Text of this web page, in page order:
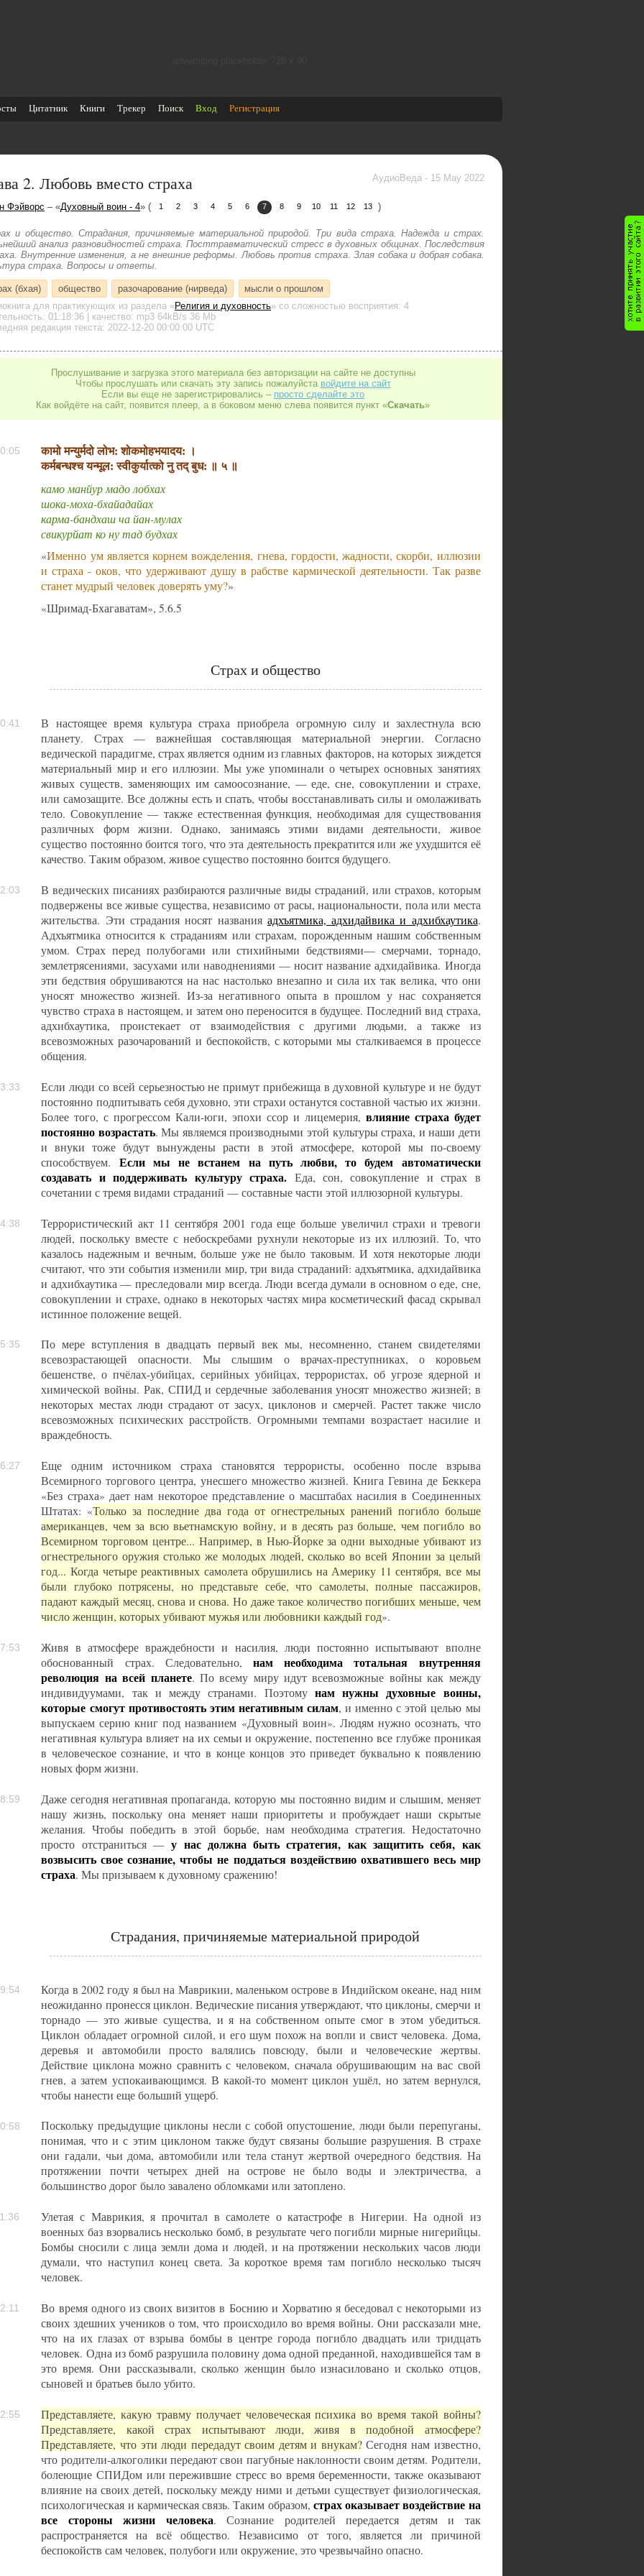
Цитатник Книги Трекер Поиск Вход Регистрация
2. Любовь вместо страха АудиоВеда - 15 May 2022
Фэйворс – «Духовный воин - 4» ( 1 2 3 4 5 6 7 8 9 10 11 12 13 )
и общество. Страдания, причиняемые материальной природой. Три вида страха. Надежда и страх.
анализ разновидностей страха. Посттравматический стресс в духовных общинах. Последствия
Внутренние изменения, а не внешние реформы. Любовь против страха. Злая собака и добрая собака.
страха. Вопросы и ответы.
(бхая) общество разочарование (нирведа)
мысли о прошлом
для практикующих из раздела «Религия и духовность» со сложностью восприятия: 4
01:18:36 | качество: mp3 64kB/s 36 Mb
редакция текста: 2022-12-20 00:00:00 UTC
Прослушивание и загрузка этого материала без авторизации на сайте не доступны
Чтобы прослушать или скачать эту запись пожалуйста войдите на сайт
Если вы еще не зарегистрировались – просто сделайте это
Как войдёте на сайт, появится плеер, а в боковом меню слева появится пункт «Скачать»
कामो मन्युर्मदो लोभ: शोकमोहभयादय: ।
कर्मबन्धश्च यन्मूल: स्वीकुर्यात्को नु तद् बुध: ॥ ५ ॥
камо манйур мадо лобхах
шока-моха-бхайадайах
карма-бандхаш ча йан-мулах
свикурйат ко ну тад будхах
«Именно ум является корнем вожделения, гнева, гордости, жадности, скорби, иллюзии
и страха - оков, что удерживают душу в рабстве кармической деятельности. Так разве
станет мудрый человек доверять уму?»
«Шримад-Бхагаватам», 5.6.5
Страх и общество
В настоящее время культура страха приобрела огромную силу и захлестнула всю
планету. Страх — важнейшая составляющая материальной энергии. Согласно
ведической парадигме, страх является одним из главных факторов, на которых зиждется
материальный мир и его иллюзии. Мы уже упоминали о четырех основных занятиях
живых существ, заменяющих им самоосознание, — еде, сне, совокуплении и страхе,
или самозащите. Все должны есть и спать, чтобы восстанавливать силы и омолаживать
тело. Совокупление — также естественная функция, необходимая для существования
различных форм жизни. Однако, занимаясь этими видами деятельности, живое
существо постоянно боится того, что эта деятельность прекратится или же ухудшится её
качество. Таким образом, живое существо постоянно боится будущего.
В ведических писаниях разбираются различные виды страданий, или страхов, которым
подвержены все живые существа, независимо от расы, национальности, пола или места
жительства. Эти страдания носят названия адхъятмика, адхидайвика и адхибхаутика.
Адхъятмика относится к страданиям или страхам, порожденным нашим собственным
умом. Страх перед полубогами или стихийными бедствиями— смерчами, торнадо,
землетрясениями, засухами или наводнениями — носит название адхидайвика. Иногда
эти бедствия обрушиваются на нас настолько внезапно и сила их так велика, что они
уносят множество жизней. Из-за негативного опыта в прошлом у нас сохраняется
чувство страха в настоящем, и затем оно переносится в будущее. Последний вид страха,
адхибхаутика, проистекает от взаимодействия с другими людьми, а также из
всевозможных разочарований и беспокойств, с которыми мы сталкиваемся в процессе
общения.
Если люди со всей серьезностью не примут прибежища в духовной культуре и не будут
постоянно подпитывать себя духовно, эти страхи останутся составной частью их жизни.
Более того, с прогрессом Кали-юги, эпохи ссор и лицемерия, влияние страха будет
постоянно возрастать. Мы являемся производными этой культуры страха, и наши дети
и внуки тоже будут вынуждены расти в этой атмосфере, которой мы по-своему
способствуем. Если мы не встанем на путь любви, то будем автоматически
создавать и поддерживать культуру страха. Еда, сон, совокупление и страх в
сочетании с тремя видами страданий — составные части этой иллюзорной культуры.
Террористический акт 11 сентября 2001 года еще больше увеличил страхи и тревоги
людей, поскольку вместе с небоскребами рухнули некоторые из их иллюзий. То, что
казалось надежным и вечным, больше уже не было таковым. И хотя некоторые люди
считают, что эти события изменили мир, три вида страданий: адхъятмика, адхидайвика
и адхибхаутика — преследовали мир всегда. Люди всегда думали в основном о еде, сне,
совокуплении и страхе, однако в некоторых частях мира косметический фасад скрывал
истинное положение вещей.
По мере вступления в двадцать первый век мы, несомненно, станем свидетелями
всевозрастающей опасности. Мы слышим о врачах-преступниках, о коровьем
бешенстве, о пчёлах-убийцах, серийных убийцах, террористах, об угрозе ядерной и
химической войны. Рак, СПИД и сердечные заболевания уносят множество жизней; в
некоторых местах люди страдают от засух, циклонов и смерчей. Растет также число
всевозможных психических расстройств. Огромными темпами возрастает насилие и
враждебность.
Еще одним источником страха становятся террористы, особенно после взрыва
Всемирного торгового центра, унесшего множество жизней. Книга Гевина де Беккера
«Без страха» дает нам некоторое представление о масштабах насилия в Соединенных
Штатах: «Только за последние два года от огнестрельных ранений погибло больше
американцев, чем за всю вьетнамскую войну, и в десять раз больше, чем погибло во
Всемирном торговом центре... Например, в Нью-Йорке за одни выходные убивают из
огнестрельного оружия столько же молодых людей, сколько во всей Японии за целый
год... Когда четыре реактивных самолета обрушились на Америку 11 сентября, все мы
были глубоко потрясены, но представьте себе, что самолеты, полные пассажиров,
падают каждый месяц, снова и снова. Но даже такое количество погибших меньше, чем
число женщин, которых убивают мужья или любовники каждый год».
Живя в атмосфере враждебности и насилия, люди постоянно испытывают вполне
обоснованный страх. Следовательно, нам необходима тотальная внутренняя
революция на всей планете. По всему миру идут всевозможные войны как между
индивидуумами, так и между странами. Поэтому нам нужны духовные воины,
которые смогут противостоять этим негативным силам, и именно с этой целью мы
выпускаем серию книг под названием «Духовный воин». Людям нужно осознать, что
негативная культура влияет на их семьи и окружение, постепенно все глубже проникая
в человеческое сознание, и что в конце концов это приведет буквально к появлению
новых форм жизни.
Даже сегодня негативная пропаганда, которую мы постоянно видим и слышим, меняет
нашу жизнь, поскольку она меняет наши приоритеты и пробуждает наши скрытые
желания. Чтобы победить в этой борьбе, нам необходима стратегия. Недостаточно
просто отстраниться —у нас должна быть стратегия, как защитить себя, как
возвысить свое сознание, чтобы не поддаться воздействию охватившего весь мир
страха. Мы призываем к духовному сражению!
Страдания, причиняемые материальной природой
Когда в 2002 году я был на Маврикии, маленьком острове в Индийском океане, над ним
неожиданно пронесся циклон. Ведические писания утверждают, что циклоны, смерчи и
торнадо — это живые существа, и я на собственном опыте смог в этом убедиться.
Циклон обладает огромной силой, и его шум похож на вопли и свист человека. Дома,
деревья и автомобили просто валялись повсюду, были и человеческие жертвы.
Действие циклона можно сравнить с человеком, сначала обрушивающим на вас свой
гнев, а затем успокаивающимся. В какой-то момент циклон ушёл, но затем вернулся,
чтобы нанести еще больший ущерб.
Поскольку предыдущие циклоны несли с собой опустошение, люди были перепуганы,
понимая, что и с этим циклоном также будут связаны большие разрушения. В страхе
они гадали, чьи дома, автомобили или тела станут жертвой очередного бедствия. На
протяжении почти четырех дней на острове не было воды и электричества, а
большинство дорог было завалено обломками или затоплено.
Улетая с Маврикия, я прочитал в самолете о катастрофе в Нигерии. На одной из
военных баз взорвались несколько бомб, в результате чего погибли мирные нигерийцы.
Бомбы сносили с лица земли дома и людей, и на протяжении нескольких часов люди
думали, что наступил конец света. За короткое время там погибло несколько тысяч
человек.
Во время одного из своих визитов в Боснию и Хорватию я беседовал с некоторыми из
своих здешних учеников о том, что происходило во время войны. Они рассказали мне,
что на их глазах от взрыва бомбы в центре города погибло двадцать или тридцать
человек. Одна из бомб разрушила половину дома одной преданной, находившейся там в
это время. Они рассказывали, сколько женщин было изнасиловано и сколько отцов,
сыновей и братьев было убито.
Представляете, какую травму получает человеческая психика во время такой войны?
Представляете, какой страх испытывают люди, живя в подобной атмосфере?
Представляете, что эти люди передадут своим детям и внукам?Сегодня нам известно,
что родители-алкоголики передают свои пагубные наклонности своим детям. Родители,
болеющие СПИДом или пережившие стресс во время беременности, также оказывают
влияние на своих детей, поскольку между ними и детьми существует физиологическая,
психологическая и кармическая связь. Таким образом, страх оказывает воздействие на
все стороны жизни человека. Сознание родителей передается детям и так
распространяется на всё общество. Независимо от того, является ли причиной
беспокойств сам человек, полубоги или окружение, это чрезвычайно опасно.